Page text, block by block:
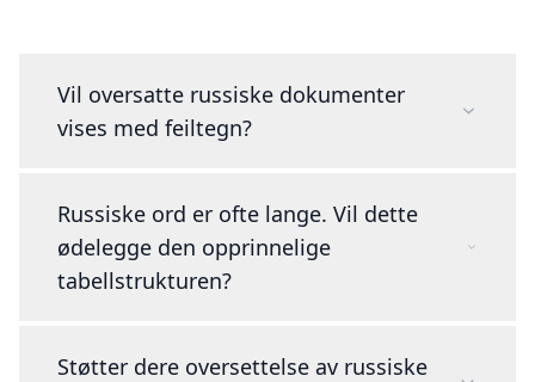
Vil oversatte russiske dokumenter
vises med feiltegn?
Russiske ord er ofte lange. Vil dette
ødelegge den opprinnelige
tabellstrukturen?
Støtter dere oversettelse av russiske